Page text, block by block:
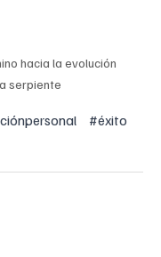
hacia la evolución
serpiente
#éxito